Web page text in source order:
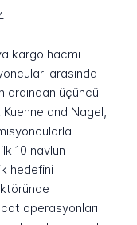
kargo hacmi
arasında
ardından üçüncü
Kuehne and Nagel,
10 navlun
hedefini
operasyonları